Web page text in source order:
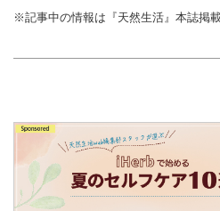
※記事中の情報は『天然生活』本誌掲